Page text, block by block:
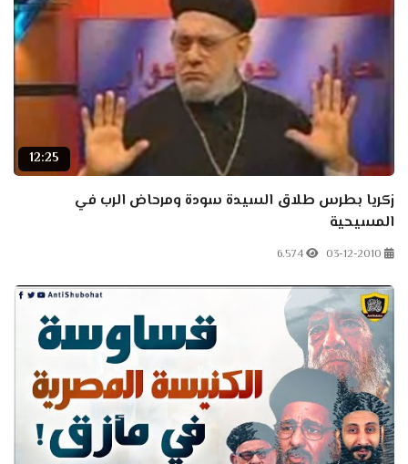
12:25
زكريا بطرس طلاق السيدة سودة ومرحاض الرب في
المسيحية
03-12-2010
6.574